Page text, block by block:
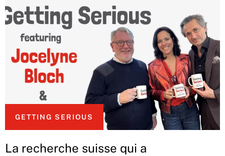
GETTING SERIOUS
La recherche suisse qui a